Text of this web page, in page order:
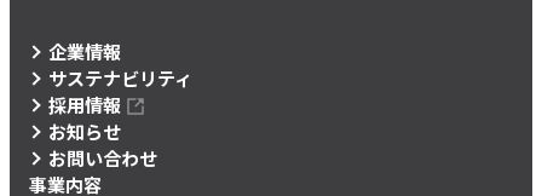
企業情報
サステナビリティ
採用情報
お知らせ
お問い合わせ
事業内容